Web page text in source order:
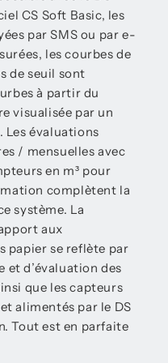
CS Soft Basic, les
par SMS ou par e-
les courbes de
de seuil sont
à partir du
visualisée par un
évaluations
/ mensuelles avec
en m³ pour
complètent la
système. La
aux
papier se reflète par
et d’évaluation des
que les capteurs
alimentés par le DS
Tout est en parfaite